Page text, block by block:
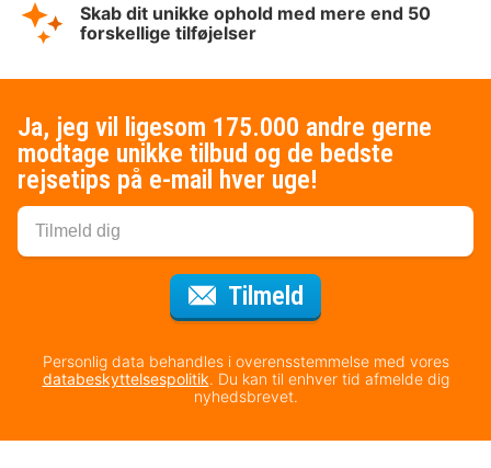
Skab dit unikke ophold med mere end 50
forskellige tilføjelser
Ja, jeg vil ligesom 175.000 andre gerne
modtage unikke tilbud og de bedste
rejsetips på e-mail hver uge!
Tilmeld
Personlig data behandles i overensstemmelse med vores
databeskyttelsespolitik. Du kan til enhver tid afmelde dig
nyhedsbrevet.